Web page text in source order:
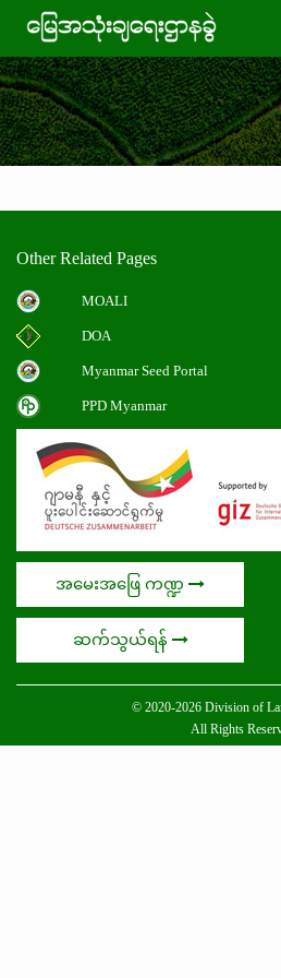
Other Related Pages
MOALI
DOA
Myanmar Seed Portal
PPD Myanmar
အမေးအဖြေ ကဏ္ဍ
ဆက်သွယ်ရန်
© 2020-2026 Division of
All Rights